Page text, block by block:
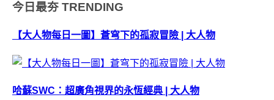
今日最夯 TRENDING
【大人物每日一圖】蒼穹下的孤寂冒險 | 大人物
哈蘇SWC：超廣角視界的永恆經典 | 大人物